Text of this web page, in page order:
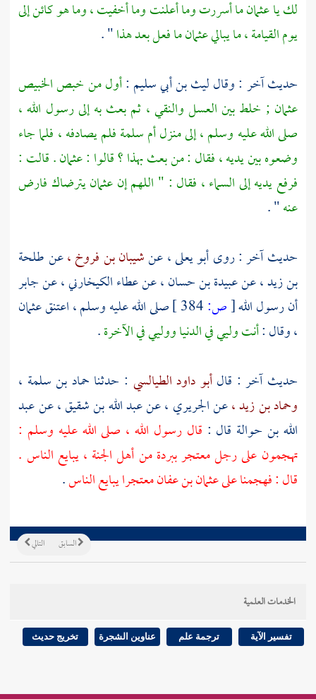
لك ياعثمانما أسررت وما أعلنت وما أخفيت ، وما هو كائن إلى
يوم القيامة ، ما يباليعثمانما فعل بعد هذا" .
حديث آخر : وقالليث بن أبي سليم :أول من خبص الخبيص
عثمان ; خلط بين العسل والنقي ، ثم بعث به إلى رسول الله ،
صلى الله عليه وسلم ، إلى منزلأم سلمةفلم يصادفه ، فلما جاء
وضعوه بين يديه ، فقال : من بعث بهذا ؟ قالوا :عثمان. قالت :
فرفع يديه إلى السماء ، فقال : " اللهم إنعثمانيترضاك فارض
عنه" .
حديث آخر : روىأبو يعلى ،عنشيبان بن فروخ ،عنطلحة
بن زيد ،عنعبيدة بن حسان ،عنعطاء الكيخارني ،عنجابر
أن رسول الله[ص: صلى الله عليه وسلم ، اعتنقعثمان
،وقال :أنت وليي في الدنيا ووليي في الآخرة.
حديث آخر : قالأبو داود الطيالسي : حدثنا حماد بن سلمة ،
وحماد بن زيد ،عنالجريري ،عنعبد الله بن شقيق ،عنعبد
الله بن حوالة قال : قال رسول الله ، صلى الله عليه وسلم :
تهجمون على رجل معتجر ببردة من أهل الجنة ، يبايع الناس .
قال : فهجمنا علىعثمان بن عفانمعتجرا يبايع الناس.
التالي السابق
الخدمات العلمية
تفسير الآية ترجمة علم عناوين الشجرة تخريج حديث